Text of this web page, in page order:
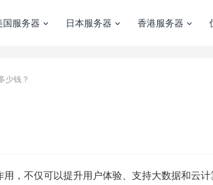
国服务器 日本服务器 香港服务器
少钱？
，不仅可以提升用户体验、支持大数据和云计